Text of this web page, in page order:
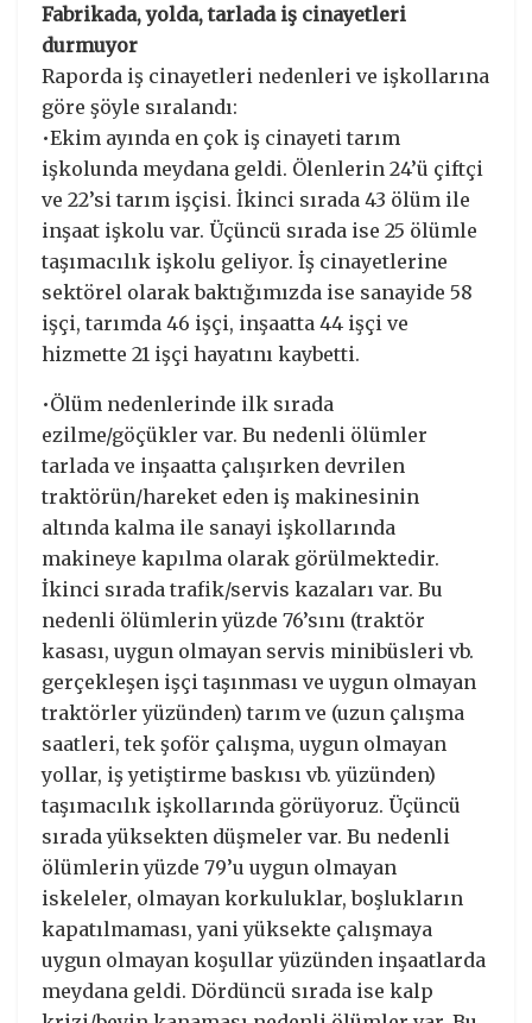
Fabrikada, yolda, tarlada iş cinayetleri
durmuyor
Raporda iş cinayetleri nedenleri ve işkollarına
göre şöyle sıralandı:
•Ekim ayında en çok iş cinayeti tarım
işkolunda meydana geldi. Ölenlerin 24’ü çiftçi
ve 22’si tarım işçisi. İkinci sırada 43 ölüm ile
inşaat işkolu var. Üçüncü sırada ise 25 ölümle
taşımacılık işkolu geliyor. İş cinayetlerine
sektörel olarak baktığımızda ise sanayide 58
işçi, tarımda 46 işçi, inşaatta 44 işçi ve
hizmette 21 işçi hayatını kaybetti.
•Ölüm nedenlerinde ilk sırada
ezilme/göçükler var. Bu nedenli ölümler
tarlada ve inşaatta çalışırken devrilen
traktörün/hareket eden iş makinesinin
altında kalma ile sanayi işkollarında
makineye kapılma olarak görülmektedir.
İkinci sırada trafik/servis kazaları var. Bu
nedenli ölümlerin yüzde 76’sını (traktör
kasası, uygun olmayan servis minibüsleri vb.
gerçekleşen işçi taşınması ve uygun olmayan
traktörler yüzünden) tarım ve (uzun çalışma
saatleri, tek şoför çalışma, uygun olmayan
yollar, iş yetiştirme baskısı vb. yüzünden)
taşımacılık işkollarında görüyoruz. Üçüncü
sırada yüksekten düşmeler var. Bu nedenli
ölümlerin yüzde 79’u uygun olmayan
iskeleler, olmayan korkuluklar, boşlukların
kapatılmaması, yani yüksekte çalışmaya
uygun olmayan koşullar yüzünden inşaatlarda
meydana geldi. Dördüncü sırada ise kalp